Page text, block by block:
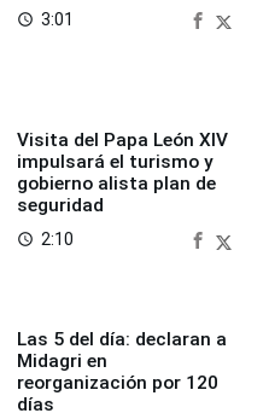
access_time 3:01
Visita del Papa León XIV
impulsará el turismo y
gobierno alista plan de
seguridad
access_time 2:10
Las 5 del día: declaran a
Midagri en
reorganización por 120
días